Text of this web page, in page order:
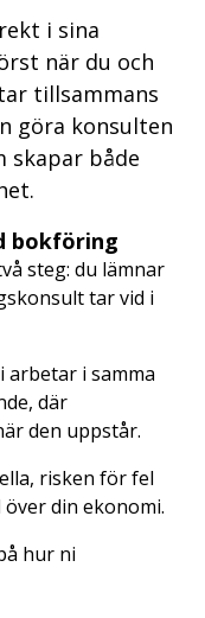
i sina
när du och
tillsammans
göra konsulten
både
bokföring
steg: du lämnar
tar vid i
arbetar i samma
där
den uppstår.
risken för fel
din ekonomi.
hur ni